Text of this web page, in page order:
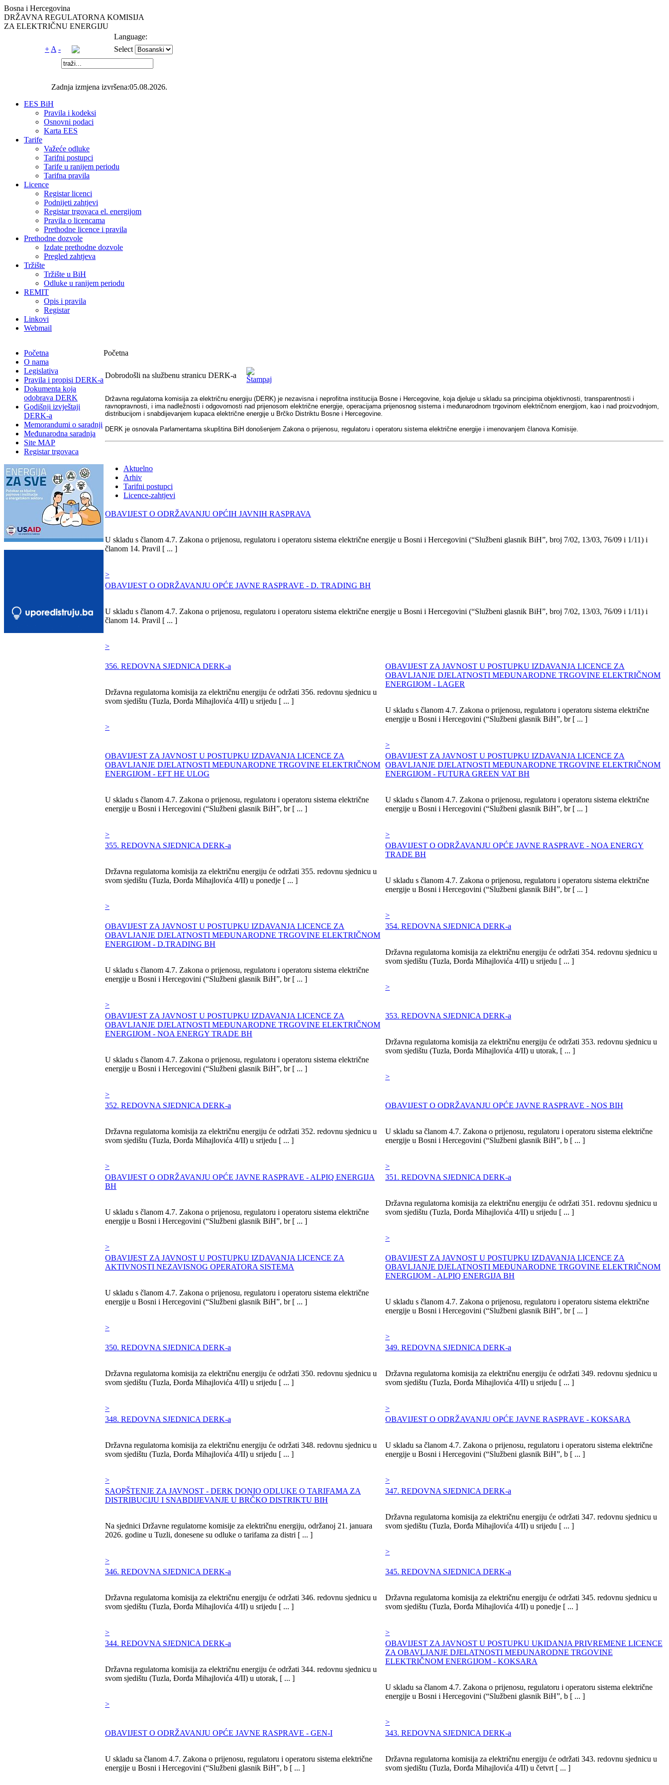
Bosna i Hercegovina
DRŽAVNA REGULATORNA KOMISIJA
ZA ELEKTRIČNU ENERGIJU
Language:
+ A - Select
Zadnja izmjena izvršena:05.08.2026.
EES BiH
Pravila i kodeksi
Osnovni podaci
Karta EES
Tarife
Važeće odluke
Tarifni postupci
Tarife u ranijem periodu
Tarifna pravila
Licence
Registar licenci
Podnijeti zahtjevi
Registar trgovaca el. energijom
Pravila o licencama
Prethodne licence i pravila
Prethodne dozvole
Izdate prethodne dozvole
Pregled zahtjeva
Tržište
Tržište u BiH
Odluke u ranijem periodu
REMIT
Opis i pravila
Registar
Linkovi
Webmail
Početna
O nama
Legislativa
Pravila i propisi DERK-a
Dokumenta koja
odobrava DERK
Godišnji izvještaji
DERK-a
Memorandumi o saradnji
Međunarodna saradnja
Site MAP
Registar trgovaca
Početna
Dobrodošli na službenu stranicu DERK-a
Državna regulatorna komisija za električnu energiju (DERK) je nezavisna i neprofitna institucija Bosne i Hercegovine, koja djeluje u skladu sa principima objektivnosti, transparentnosti i
ravnopravnosti, i ima nadležnosti i odgovornosti nad prijenosom električne energije, operacijama prijenosnog sistema i međunarodnom trgovinom električnom energijom, kao i nad proizvodnjom,
distribucijom i snabdijevanjem kupaca električne energije u Brčko Distriktu Bosne i Hercegovine.
DERK je osnovala Parlamentarna skupština BiH donošenjem Zakona o prijenosu, regulatoru i operatoru sistema električne energije i imenovanjem članova Komisije.
Aktuelno
Arhiv
Tarifni postupci
Licence-zahtjevi
OBAVIJEST O ODRŽAVANJU OPĆIH JAVNIH RASPRAVA
U skladu s članom 4.7. Zakona o prijenosu, regulatoru i operatoru sistema električne energije u Bosni i Hercegovini (“Službeni glasnik BiH”, broj 7/02, 13/03, 76/09 i 1/11) i
članom 14. Pravil [ ... ]
>
OBAVIJEST O ODRŽAVANJU OPĆE JAVNE RASPRAVE - D. TRADING BH
U skladu s članom 4.7. Zakona o prijenosu, regulatoru i operatoru sistema električne energije u Bosni i Hercegovini (“Službeni glasnik BiH”, broj 7/02, 13/03, 76/09 i 1/11) i
članom 14. Pravil [ ... ]
>
356. REDOVNA SJEDNICA DERK-a
Državna regulatorna komisija za električnu energiju će održati 356. redovnu sjednicu u
svom sjedištu (Tuzla, Đorđa Mihajlovića 4/II) u srijedu [ ... ]
>
OBAVIJEST ZA JAVNOST U POSTUPKU IZDAVANJA LICENCE ZA
OBAVLJANJE DJELATNOSTI MEĐUNARODNE TRGOVINE ELEKTRIČNOM
ENERGIJOM - LAGER
U skladu s članom 4.7. Zakona o prijenosu, regulatoru i operatoru sistema električne
energije u Bosni i Hercegovini (“Službeni glasnik BiH”, br [ ... ]
>
OBAVIJEST ZA JAVNOST U POSTUPKU IZDAVANJA LICENCE ZA
OBAVLJANJE DJELATNOSTI MEĐUNARODNE TRGOVINE ELEKTRIČNOM
ENERGIJOM - EFT HE ULOG
U skladu s članom 4.7. Zakona o prijenosu, regulatoru i operatoru sistema električne
energije u Bosni i Hercegovini (“Službeni glasnik BiH”, br [ ... ]
>
OBAVIJEST ZA JAVNOST U POSTUPKU IZDAVANJA LICENCE ZA
OBAVLJANJE DJELATNOSTI MEĐUNARODNE TRGOVINE ELEKTRIČNOM
ENERGIJOM - FUTURA GREEN VAT BH
U skladu s članom 4.7. Zakona o prijenosu, regulatoru i operatoru sistema električne
energije u Bosni i Hercegovini (“Službeni glasnik BiH”, br [ ... ]
>
355. REDOVNA SJEDNICA DERK-a
Državna regulatorna komisija za električnu energiju će održati 355. redovnu sjednicu u
svom sjedištu (Tuzla, Đorđa Mihajlovića 4/II) u ponedje [ ... ]
>
OBAVIJEST O ODRŽAVANJU OPĆE JAVNE RASPRAVE - NOA ENERGY
TRADE BH
U skladu s članom 4.7. Zakona o prijenosu, regulatoru i operatoru sistema električne
energije u Bosni i Hercegovini (“Službeni glasnik BiH”, br [ ... ]
>
OBAVIJEST ZA JAVNOST U POSTUPKU IZDAVANJA LICENCE ZA
OBAVLJANJE DJELATNOSTI MEĐUNARODNE TRGOVINE ELEKTRIČNOM
ENERGIJOM - D.TRADING BH
U skladu s članom 4.7. Zakona o prijenosu, regulatoru i operatoru sistema električne
energije u Bosni i Hercegovini (“Službeni glasnik BiH”, br [ ... ]
>
354. REDOVNA SJEDNICA DERK-a
Državna regulatorna komisija za električnu energiju će održati 354. redovnu sjednicu u
svom sjedištu (Tuzla, Đorđa Mihajlovića 4/II) u srijedu [ ... ]
>
OBAVIJEST ZA JAVNOST U POSTUPKU IZDAVANJA LICENCE ZA
OBAVLJANJE DJELATNOSTI MEĐUNARODNE TRGOVINE ELEKTRIČNOM
ENERGIJOM - NOA ENERGY TRADE BH
U skladu s članom 4.7. Zakona o prijenosu, regulatoru i operatoru sistema električne
energije u Bosni i Hercegovini (“Službeni glasnik BiH”, br [ ... ]
>
353. REDOVNA SJEDNICA DERK-a
Državna regulatorna komisija za električnu energiju će održati 353. redovnu sjednicu u
svom sjedištu (Tuzla, Đorđa Mihajlovića 4/II) u utorak, [ ... ]
>
352. REDOVNA SJEDNICA DERK-a
Državna regulatorna komisija za električnu energiju će održati 352. redovnu sjednicu u
svom sjedištu (Tuzla, Đorđa Mihajlovića 4/II) u srijedu [ ... ]
>
OBAVIJEST O ODRŽAVANJU OPĆE JAVNE RASPRAVE - NOS BIH
U skladu sa članom 4.7. Zakona o prijenosu, regulatoru i operatoru sistema električne
energije u Bosni i Hercegovini (“Službeni glasnik BiH”, b [ ... ]
>
OBAVIJEST O ODRŽAVANJU OPĆE JAVNE RASPRAVE - ALPIQ ENERGIJA
BH
U skladu s članom 4.7. Zakona o prijenosu, regulatoru i operatoru sistema električne
energije u Bosni i Hercegovini (“Službeni glasnik BiH”, br [ ... ]
>
351. REDOVNA SJEDNICA DERK-a
Državna regulatorna komisija za električnu energiju će održati 351. redovnu sjednicu u
svom sjedištu (Tuzla, Đorđa Mihajlovića 4/II) u srijedu [ ... ]
>
OBAVIJEST ZA JAVNOST U POSTUPKU IZDAVANJA LICENCE ZA
AKTIVNOSTI NEZAVISNOG OPERATORA SISTEMA
U skladu s članom 4.7. Zakona o prijenosu, regulatoru i operatoru sistema električne
energije u Bosni i Hercegovini (“Službeni glasnik BiH”, br [ ... ]
>
OBAVIJEST ZA JAVNOST U POSTUPKU IZDAVANJA LICENCE ZA
OBAVLJANJE DJELATNOSTI MEĐUNARODNE TRGOVINE ELEKTRIČNOM
ENERGIJOM - ALPIQ ENERGIJA BH
U skladu s članom 4.7. Zakona o prijenosu, regulatoru i operatoru sistema električne
energije u Bosni i Hercegovini (“Službeni glasnik BiH”, br [ ... ]
>
350. REDOVNA SJEDNICA DERK-a
Državna regulatorna komisija za električnu energiju će održati 350. redovnu sjednicu u
svom sjedištu (Tuzla, Đorđa Mihajlovića 4/II) u srijedu [ ... ]
>
349. REDOVNA SJEDNICA DERK-a
Državna regulatorna komisija za električnu energiju će održati 349. redovnu sjednicu u
svom sjedištu (Tuzla, Đorđa Mihajlovića 4/II) u srijedu [ ... ]
>
348. REDOVNA SJEDNICA DERK-a
Državna regulatorna komisija za električnu energiju će održati 348. redovnu sjednicu u
svom sjedištu (Tuzla, Đorđa Mihajlovića 4/II) u srijedu [ ... ]
>
OBAVIJEST O ODRŽAVANJU OPĆE JAVNE RASPRAVE - KOKSARA
U skladu sa članom 4.7. Zakona o prijenosu, regulatoru i operatoru sistema električne
energije u Bosni i Hercegovini (“Službeni glasnik BiH”, b [ ... ]
>
SAOPŠTENJE ZA JAVNOST - DERK DONIO ODLUKE O TARIFAMA ZA
DISTRIBUCIJU I SNABDIJEVANJE U BRČKO DISTRIKTU BIH
Na sjednici Državne regulatorne komisije za električnu energiju, održanoj 21. januara
2026. godine u Tuzli, donesene su odluke o tarifama za distri [ ... ]
>
347. REDOVNA SJEDNICA DERK-a
Državna regulatorna komisija za električnu energiju će održati 347. redovnu sjednicu u
svom sjedištu (Tuzla, Đorđa Mihajlovića 4/II) u srijedu [ ... ]
>
346. REDOVNA SJEDNICA DERK-a
Državna regulatorna komisija za električnu energiju će održati 346. redovnu sjednicu u
svom sjedištu (Tuzla, Đorđa Mihajlovića 4/II) u srijedu [ ... ]
>
345. REDOVNA SJEDNICA DERK-a
Državna regulatorna komisija za električnu energiju će održati 345. redovnu sjednicu u
svom sjedištu (Tuzla, Đorđa Mihajlovića 4/II) u ponedje [ ... ]
>
344. REDOVNA SJEDNICA DERK-a
Državna regulatorna komisija za električnu energiju će održati 344. redovnu sjednicu u
svom sjedištu (Tuzla, Đorđa Mihajlovića 4/II) u utorak, [ ... ]
>
OBAVIJEST ZA JAVNOST U POSTUPKU UKIDANJA PRIVREMENE LICENCE
ZA OBAVLJANJE DJELATNOSTI MEĐUNARODNE TRGOVINE
ELEKTRIČNOM ENERGIJOM - KOKSARA
U skladu sa članom 4.7. Zakona o prijenosu, regulatoru i operatoru sistema električne
energije u Bosni i Hercegovini (“Službeni glasnik BiH”, b [ ... ]
>
OBAVIJEST O ODRŽAVANJU OPĆE JAVNE RASPRAVE - GEN-I
U skladu sa članom 4.7. Zakona o prijenosu, regulatoru i operatoru sistema električne
energije u Bosni i Hercegovini (“Službeni glasnik BiH”, b [ ... ]
343. REDOVNA SJEDNICA DERK-a
Državna regulatorna komisija za električnu energiju će održati 343. redovnu sjednicu u
svom sjedištu (Tuzla, Đorđa Mihajlovića 4/II) u četvrt [ ... ]